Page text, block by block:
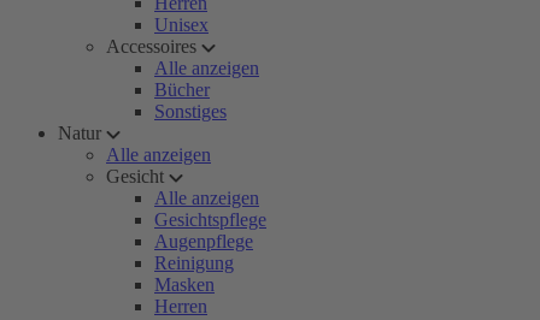
Unisex
Accessoires
Alle anzeigen
Bücher
Sonstiges
Natur
Alle anzeigen
Gesicht
Alle anzeigen
Gesichtspflege
Augenpflege
Reinigung
Masken
Herren